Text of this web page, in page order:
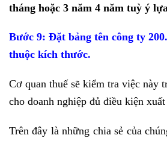
tháng hoặc 3 năm 4 năm tuỳ ý
Bước 9: Đặt bảng tên công ty
thuộc kích thước.
Cơ quan thuế sẽ kiểm tra việc này
cho doanh nghiệp đủ điều kiện
Trên đây là những chia sẻ của